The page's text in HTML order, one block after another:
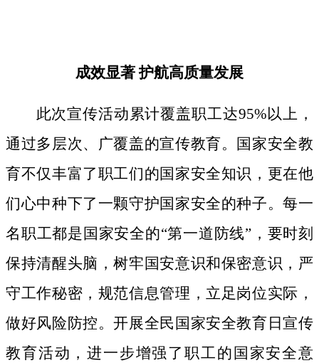
成效显著护航高质量发展
此次宣传活动累计覆盖职工达95%以上，
通过多层次、广覆盖的宣传教育。国家安全教
育不仅丰富了职工们的国家安全知识，更在他
们心中种下了一颗守护国家安全的种子。每一
名职工都是国家安全的“第一道防线”，要时刻
保持清醒头脑，树牢国安意识和保密意识，严
守工作秘密，规范信息管理，立足岗位实际，
做好风险防控。开展全民国家安全教育日宣传
教育活动，进一步增强了职工的国家安全意